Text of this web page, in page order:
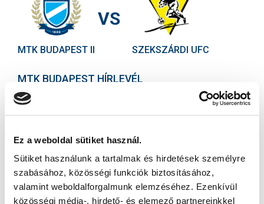
Ez a weboldal sütiket használ.
Sütiket használunk a tartalmak és hirdetések személyre
szabásához, közösségi funkciók biztosításához,
valamint weboldalforgalmunk elemzéséhez. Ezenkívül
közösségi média-, hirdető- és elemező partnereinkkel
MTK BUDAPEST II
VS
SZEKSZÁRDI UFC
MTK BUDAPEST HÍRLEVÉL
Ne maradjon le egy eseményről sem! Iratkozzon fel ingyenes
Elfogadom azAdatvédelmi tájékoztatót!